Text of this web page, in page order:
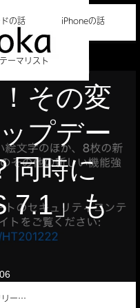
の話 iPhoneの話
テーマリスト
14.2」
その変
プデー
同時に
7.1」も
リー…